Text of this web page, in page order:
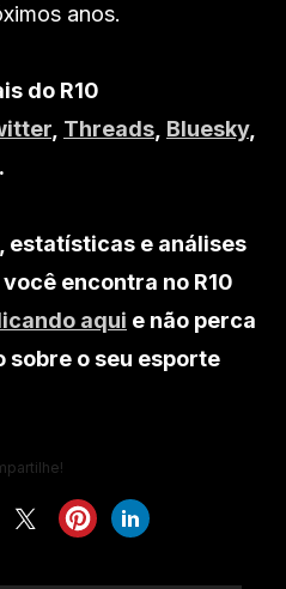
anos.
do R10
Threads Bluesky,
.
estatísticas e análises
encontra no R10
aqui e não perca
sobre o seu esporte